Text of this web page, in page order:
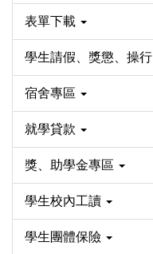
表單下載
學生請假、獎懲、操行
宿舍專區
就學貸款
獎、助學金專區
學生校內工讀
學生團體保險